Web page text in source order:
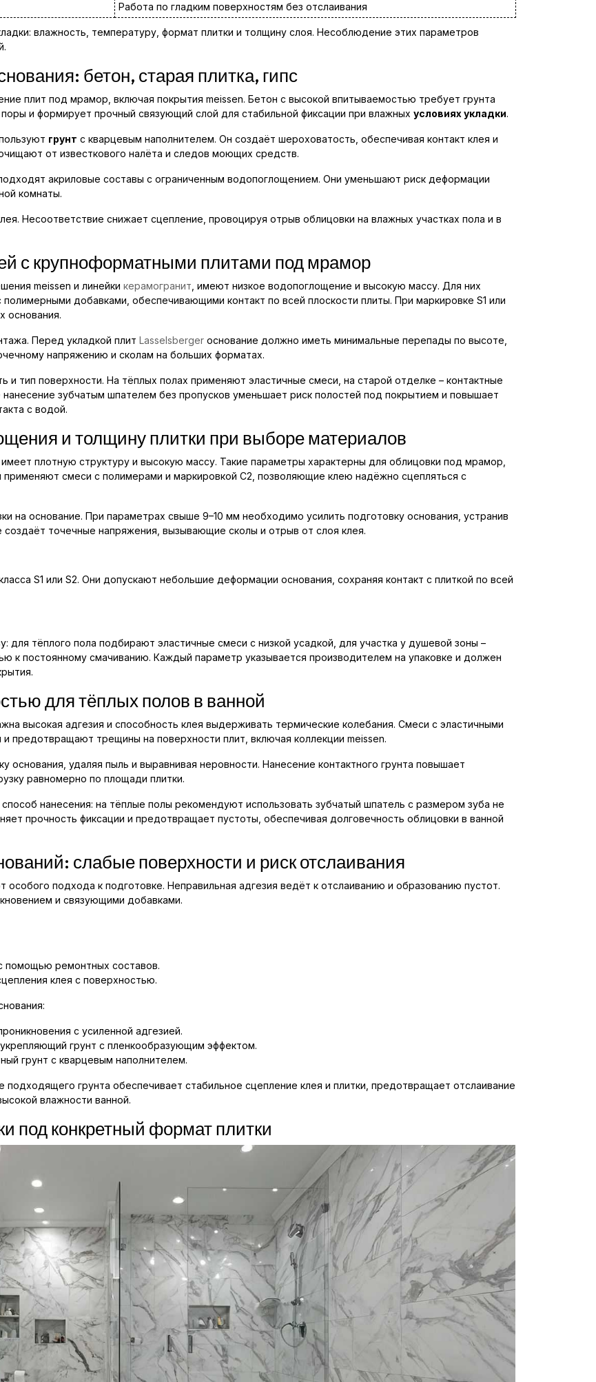
Работа по гладким поверхностям без отслаивания
влажность, температуру, формат плитки и толщину слоя. Несоблюдение этих параметров
бетон, старая плитка, гипс
плит под мрамор, включая покрытия meissen. Бетон с высокой впитываемостью требует грунта
поры и формирует прочный связующий слой для стабильной фиксации при влажных условиях укладки.
грунт с кварцевым наполнителем. Он создаёт шероховатость, обеспечивая контакт клея и
от известкового налёта и следов моющих средств.
акриловые составы с ограниченным водопоглощением. Они уменьшают риск деформации
комнаты.
Несоответствие снижает сцепление, провоцируя отрыв облицовки на влажных участках пола и в
с крупноформатными плитами под мрамор
meissen и линейки керамогранит , имеют низкое водопоглощение и высокую массу. Для них
добавками, обеспечивающими контакт по всей плоскости плиты. При маркировке S1 или
основания.
Перед укладкой плит Lasselsberger основание должно иметь минимальные перепады по высоте,
напряжению и сколам на больших форматах.
и тип поверхности. На тёплых полах применяют эластичные смеси, на старой отделке – контактные
зубчатым шпателем без пропусков уменьшает риск полостей под покрытием и повышает
с водой.
и толщину плитки при выборе материалов
плотную структуру и высокую массу. Такие параметры характерны для облицовки под мрамор,
применяют смеси с полимерами и маркировкой C2, позволяющие клею надёжно сцепляться с
на основание. При параметрах свыше 9–10 мм необходимо усилить подготовку основания, устранив
точечные напряжения, вызывающие сколы и отрыв от слоя клея.
S1 или S2. Они допускают небольшие деформации основания, сохраняя контакт с плиткой по всей
для тёплого пола подбирают эластичные смеси с низкой усадкой, для участка у душевой зоны –
к постоянному смачиванию. Каждый параметр указывается производителем на упаковке и должен
для тёплых полов в ванной
высокая адгезия и способность клея выдерживать термические колебания. Смеси с эластичными
предотвращают трещины на поверхности плит, включая коллекции meissen.
удаляя пыль и выравнивая неровности. Нанесение контактного грунта повышает
равномерно по площади плитки.
нанесения: на тёплые полы рекомендуют использовать зубчатый шпатель с размером зуба не
прочность фиксации и предотвращает пустоты, обеспечивая долговечность облицовки в ванной
слабые поверхности и риск отслаивания
подхода к подготовке. Неправильная адгезия ведёт к отслаиванию и образованию пустот.
и связующими добавками.
помощью ремонтных составов.
клея с поверхностью.
с усиленной адгезией.
грунт с пленкообразующим эффектом.
грунт с кварцевым наполнителем.
подходящего грунта обеспечивает стабильное сцепление клея и плитки, предотвращает отслаивание
влажности ванной.
под конкретный формат плитки